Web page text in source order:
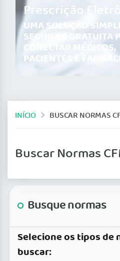
Prescrição
UMA SOLUÇÃO
SEGURA E GRATUITA
CONECTAR MÉDICOS,
PACIENTES E
INÍCIO BUSCAR NORMAS
Buscar Normas
Busque normas
Selecione os tipos de
buscar: